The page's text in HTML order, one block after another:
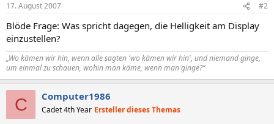
17. August 2007 #2
Blöde Frage: Was spricht dagegen, die Helligkeit am Display
einzustellen?
„Wo kämen wir hin, wenn alle sagten 'wo kämen wir hin', und niemand ginge,
um einmal zu schauen, wohin man käme, wenn man ginge?“
C Computer1986
Cadet 4th Year Ersteller dieses Themas